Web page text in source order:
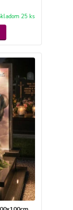
25 ks